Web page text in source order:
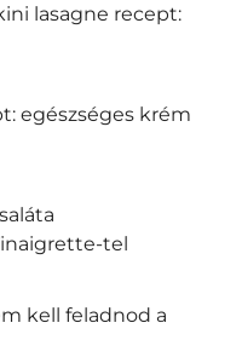
lasagne recept:
egészséges krém
tel
kell feladnod a